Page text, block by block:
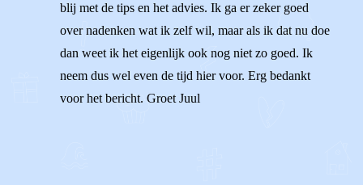
blij met de tips en het advies. Ik ga er zeker goed
over nadenken wat ik zelf wil, maar als ik dat nu doe
dan weet ik het eigenlijk ook nog niet zo goed. Ik
neem dus wel even de tijd hier voor. Erg bedankt
voor het bericht. Groet Juul